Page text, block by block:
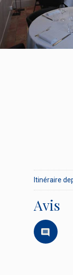
Itinéraire
Avis